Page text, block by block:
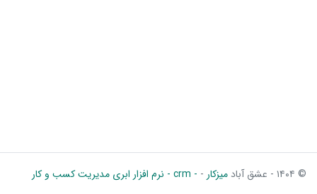
© ۱۴۰۴ - عشق آباد میزکار - - crm - نرم افزار ابری مدیریت کسب و کار